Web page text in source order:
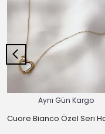
Aynı Gün Kargo
Cuore Bianco Özel Seri